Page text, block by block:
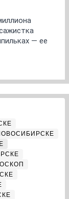
— ее